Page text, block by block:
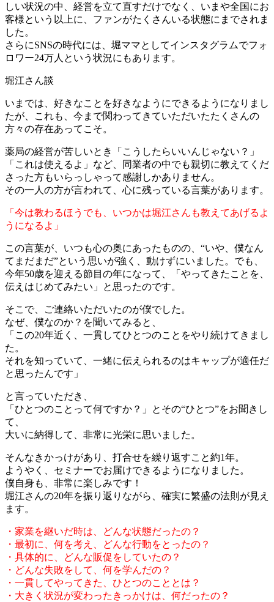
しい状況の中、経営を立て直すだけでなく、いまや全国にお
客様という以上に、ファンがたくさんいる状態にまでされま
した。
さらにSNSの時代には、堀ママとしてインスタグラムでフォ
ロワー24万人という状況にもあります。
堀江さん談
いまでは、好きなことを好きなようにできるようになりまし
たが、これも、今まで関わってきていただいたたくさんの
方々の存在あってこそ。
薬局の経営が苦しいとき「こうしたらいいんじゃない？」
「これは使えるよ」など、同業者の中でも親切に教えてくだ
さった方もいらっしゃって感謝しかありません。
その一人の方が言われて、心に残っている言葉があります。
「今は教わるほうでも、いつかは堀江さんも教えてあげるよ
うになるよ」
この言葉が、いつも心の奥にあったものの、“いや、僕なん
てまだまだ”という思いが強く、動けずにいました。でも、
今年50歳を迎える節目の年になって、「やってきたことを、
伝えはじめてみたい」と思ったのです。
そこで、ご連絡いただいたのが僕でした。
なぜ、僕なのか？を聞いてみると、
「この20年近く、一貫してひとつのことをやり続けてきまし
た。
それを知っていて、一緒に伝えられるのはキャップが適任だ
と思ったんです」
と言っていただき、
「ひとつのことって何ですか？」とその“ひとつ”をお聞きし
て、
大いに納得して、非常に光栄に思いました。
そんなきかっけがあり、打合せを繰り返すこと約1年。
ようやく、セミナーでお届けできるようになりました。
僕自身も、非常に楽しみです！
堀江さんの20年を振り返りながら、確実に繁盛の法則が見え
ます。
・家業を継いだ時は、どんな状態だったの？
・最初に、何を考え、どんな行動をとったの？
・具体的に、どんな販促をしていたの？
・どんな失敗をして、何を学んだの？
・一貫してやってきた、ひとつのこととは？
・大きく状況が変わったきっかけは、何だったの？